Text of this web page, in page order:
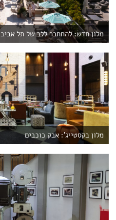
מלון חדש: להתחבר ללב של תל אביב
מלון בקסטייג': אבק כוכבים